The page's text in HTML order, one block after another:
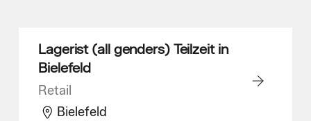
Lagerist (all genders) Teilzeit in
Bielefeld
Retail
Bielefeld